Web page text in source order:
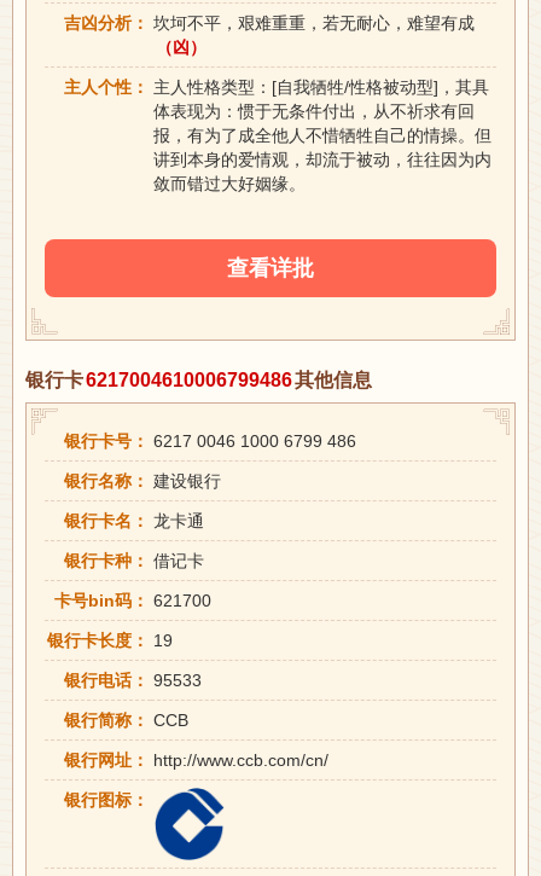
吉凶分析： 坎坷不平，艰难重重，若无耐心，难望有成
（凶）
主人个性：
主人性格类型：[自我牺牲/性格被动型]，其具
体表现为：惯于无条件付出，从不祈求有回
报，有为了成全他人不惜牺牲自己的情操。但
讲到本身的爱情观，却流于被动，往往因为内
敛而错过大好姻缘。
查看详批
银行卡6217004610006799486其他信息
银行卡号： 6217 0046 1000 6799 486
银行名称： 建设银行
银行卡名： 龙卡通
银行卡种： 借记卡
卡号bin码： 621700
银行卡长度： 19
银行电话： 95533
银行简称： CCB
银行网址： http://www.ccb.com/cn/
银行图标：